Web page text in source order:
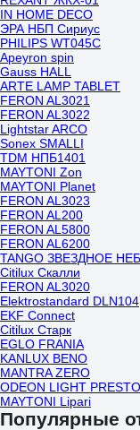
IN HOME DECO
ЭРА НБП Сириус
PHILIPS WT045C
Apeyron spin
Gauss HALL
ARTE LAMP TABLET
FERON AL3021
FERON AL3022
Lightstar ARCO
Sonex SMALLI
TDM НПБ1401
MAYTONI Zon
MAYTONI Planet
FERON AL3023
FERON AL200
FERON AL5800
FERON AL6200
TANGO ЗВЕЗДНОЕ
Citilux Скалли
FERON AL3020
Elektrostandard DLN104
EKF Connect
Citilux Старк
EGLO FRANIA
KANLUX BENO
MANTRA ZERO
ODEON LIGHT PRESTO
MAYTONI Lipari
Популярные